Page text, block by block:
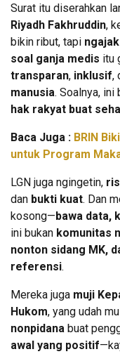
Surat itu diserahkan
Riyadh Fakhruddin,
bikin ribut, tapi
soal ganja medis itu
transparan, inklusif,
manusia. Soalnya, ini
hak rakyat buat
Baca Juga : BRIN
untuk Program
LGN juga ngingetin,
dan bukti kuat. Dan
kosong—bawa data,
ini bukan komunitas
nonton sidang MK,
referensi.
Mereka juga muji
Hukom, yang udah
nonpidana buat
awal yang positif